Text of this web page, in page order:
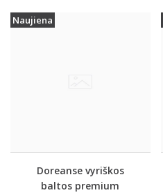
Naujiena
Doreanse vyriškos
baltos premium